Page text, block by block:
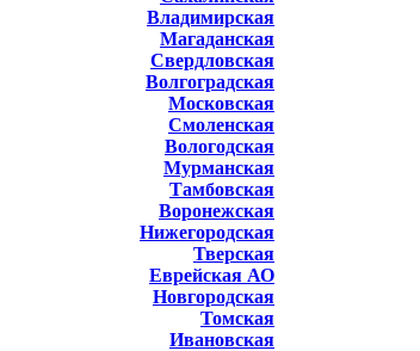
Владимирская
Магаданская
Свердловская
Волгоградская
Московская
Смоленская
Вологодская
Мурманская
Тамбовская
Воронежская
Нижегородская
Тверская
Еврейская АО
Новгородская
Томская
Ивановская